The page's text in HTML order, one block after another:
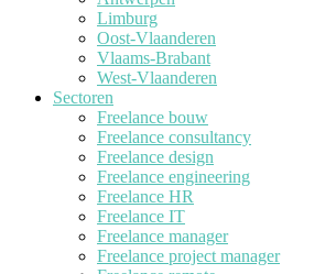
Limburg
Oost-Vlaanderen
Vlaams-Brabant
West-Vlaanderen
Sectoren
Freelance bouw
Freelance consultancy
Freelance design
Freelance engineering
Freelance HR
Freelance IT
Freelance manager
Freelance project manager